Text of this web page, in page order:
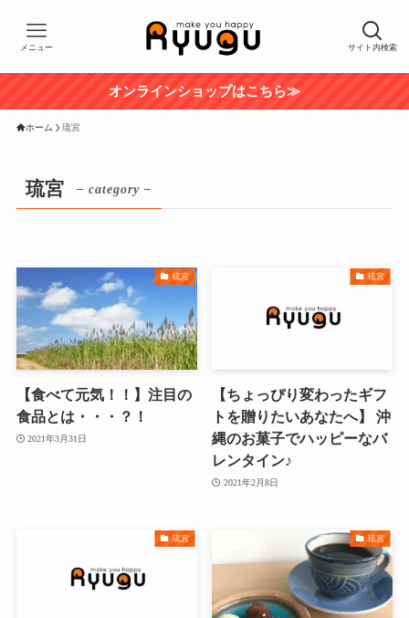
サイト内検索
メニュー
オンラインショップはこちら≫
ホーム 琉宮
琉宮 – category –
琉宮
【食べて元気！！】注目の
食品とは・・・？！
2021年3月31日
琉宮
【ちょっぴり変わったギフ
トを贈りたいあなたへ】 沖
縄のお菓子でハッピーなバ
レンタイン♪
2021年2月8日
琉宮 琉宮